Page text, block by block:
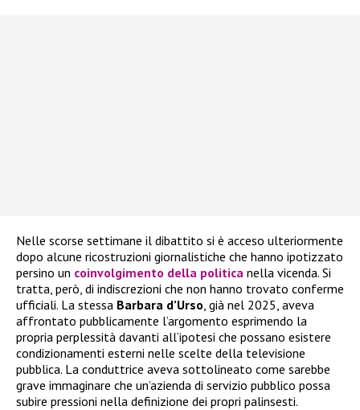
Nelle scorse settimane il dibattito si è acceso ulteriormente
dopo alcune ricostruzioni giornalistiche che hanno ipotizzato
persino un coinvolgimento della politica nella vicenda. Si
tratta, però, di indiscrezioni che non hanno trovato conferme
ufficiali. La stessa Barbara d’Urso , già nel 2025, aveva
affrontato pubblicamente l’argomento esprimendo la
propria perplessità davanti all’ipotesi che possano esistere
condizionamenti esterni nelle scelte della televisione
pubblica. La conduttrice aveva sottolineato come sarebbe
grave immaginare che un’azienda di servizio pubblico possa
subire pressioni nella definizione dei propri palinsesti.